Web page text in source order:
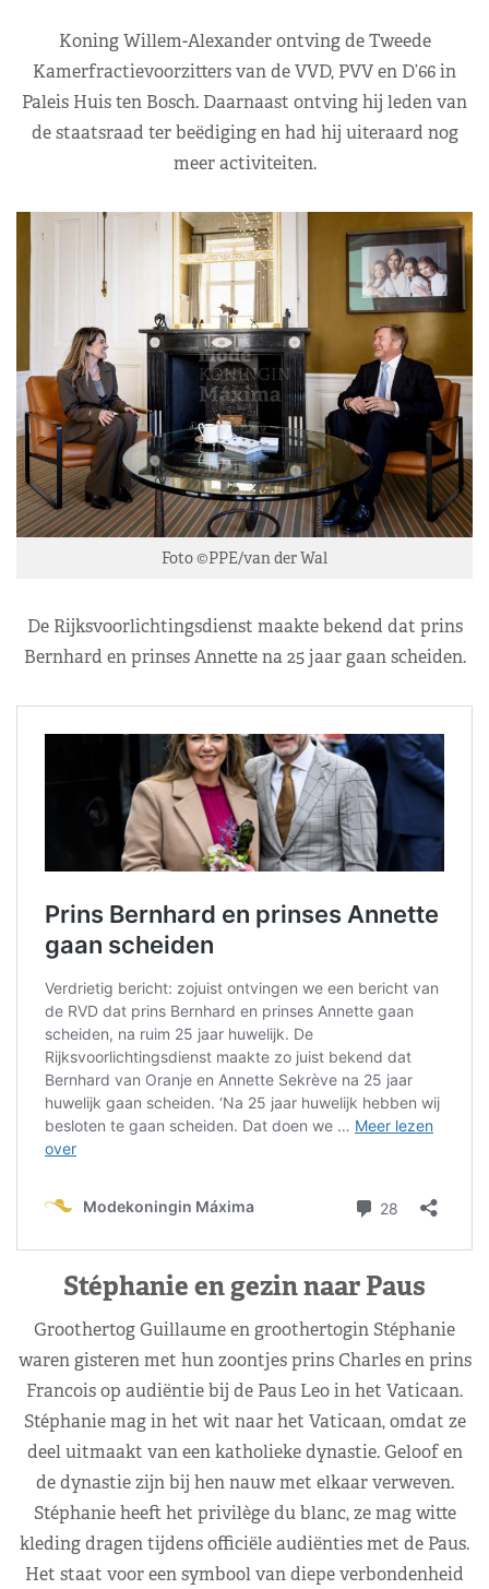
Koning Willem-Alexander ontving de Tweede
Kamerfractievoorzitters van de VVD, PVV en D’66 in
Paleis Huis ten Bosch. Daarnaast ontving hij leden van
de staatsraad ter beëdiging en had hij uiteraard nog
meer activiteiten.
Foto ©PPE/van der Wal
De Rijksvoorlichtingsdienst maakte bekend dat prins
Bernhard en prinses Annette na 25 jaar gaan scheiden.
Stéphanie en gezin naar Paus
Groothertog Guillaume en groothertogin Stéphanie
waren gisteren met hun zoontjes prins Charles en prins
Francois op audiëntie bij de Paus Leo in het Vaticaan.
Stéphanie mag in het wit naar het Vaticaan, omdat ze
deel uitmaakt van een katholieke dynastie. Geloof en
de dynastie zijn bij hen nauw met elkaar verweven.
Stéphanie heeft het privilège du blanc, ze mag witte
kleding dragen tijdens officiële audiënties met de Paus.
Het staat voor een symbool van diepe verbondenheid